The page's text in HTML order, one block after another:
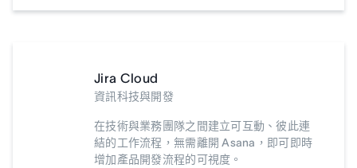
Jira Cloud
資訊科技與開發
在技術與業務團隊之間建立可互動、彼此連
結的工作流程，無需離開 Asana，即可即時
增加產品開發流程的可視度。